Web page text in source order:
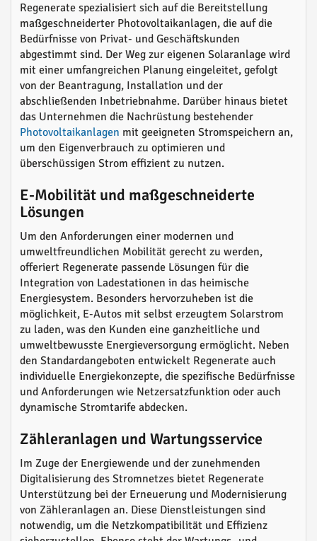
Regenerate spezialisiert sich auf die Bereitstellung
maßgeschneiderter Photovoltaikanlagen, die auf die
Bedürfnisse von Privat- und Geschäftskunden
abgestimmt sind. Der Weg zur eigenen Solaranlage wird
mit einer umfangreichen Planung eingeleitet, gefolgt
von der Beantragung, Installation und der
abschließenden Inbetriebnahme. Darüber hinaus bietet
das Unternehmen die Nachrüstung bestehender
Photovoltaikanlagen mit geeigneten Stromspeichern an,
um den Eigenverbrauch zu optimieren und
überschüssigen Strom effizient zu nutzen.
E-Mobilität und maßgeschneiderte
Lösungen
Um den Anforderungen einer modernen und
umweltfreundlichen Mobilität gerecht zu werden,
offeriert Regenerate passende Lösungen für die
Integration von Ladestationen in das heimische
Energiesystem. Besonders hervorzuheben ist die
möglichkeit, E-Autos mit selbst erzeugtem Solarstrom
zu laden, was den Kunden eine ganzheitliche und
umweltbewusste Energieversorgung ermöglicht. Neben
den Standardangeboten entwickelt Regenerate auch
individuelle Energiekonzepte, die spezifische Bedürfnisse
und Anforderungen wie Netzersatzfunktion oder auch
dynamische Stromtarife abdecken.
Zähleranlagen und Wartungsservice
Im Zuge der Energiewende und der zunehmenden
Digitalisierung des Stromnetzes bietet Regenerate
Unterstützung bei der Erneuerung und Modernisierung
von Zähleranlagen an. Diese Dienstleistungen sind
notwendig, um die Netzkompatibilität und Effizienz